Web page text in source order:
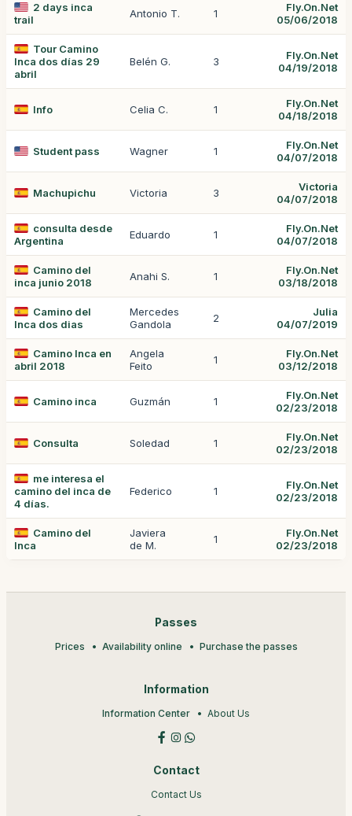
2 days inca
trail
Antonio T. 1
Fly.On.Net
05/06/2018
Tour Camino
Inca dos días 29
abril
Belén G. 3
Fly.On.Net
04/19/2018
Info Celia C. 1
Fly.On.Net
04/18/2018
Student pass Wagner 1
Fly.On.Net
04/07/2018
Machupichu Victoria 3
Victoria
04/07/2018
consulta desde
Argentina
Eduardo 1
Fly.On.Net
04/07/2018
Camino del
inca junio 2018
Anahi S. 1
Fly.On.Net
03/18/2018
Camino del
Inca dos dias
Mercedes
Gandola
2
Julia
04/07/2019
Camino Inca en
abril 2018
Angela
Feito
1
Fly.On.Net
03/12/2018
Camino inca Guzmán 1
Fly.On.Net
02/23/2018
Consulta Soledad 1
Fly.On.Net
02/23/2018
me interesa el
camino del inca de
4 días.
Federico 1
Fly.On.Net
02/23/2018
Camino del
Inca
Javiera
de M.
1
Fly.On.Net
02/23/2018
Passes
Prices Availability online Purchase the passes
Information
Information Center About Us
Contact
Contact Us